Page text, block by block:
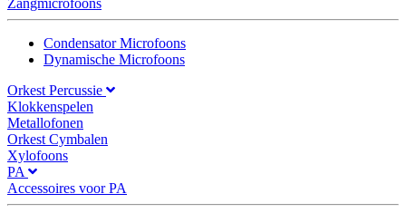
Zangmicrofoons
Condensator Microfoons
Dynamische Microfoons
Orkest Percussie
Klokkenspelen
Metallofonen
Orkest Cymbalen
Xylofoons
PA
Accessoires voor PA